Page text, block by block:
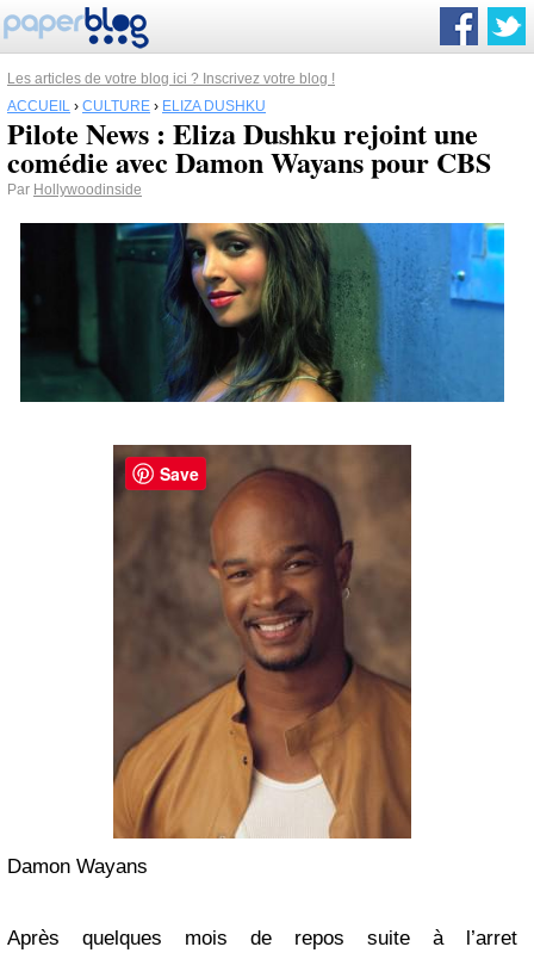
Les articles de votre blog ici ? Inscrivez votre blog !
ACCUEIL › CULTURE › ELIZA DUSHKU
Pilote News : Eliza Dushku rejoint une
comédie avec Damon Wayans pour CBS
Par Hollywoodinside
Damon Wayans
Après quelques mois de repos suite à l’arret
Save